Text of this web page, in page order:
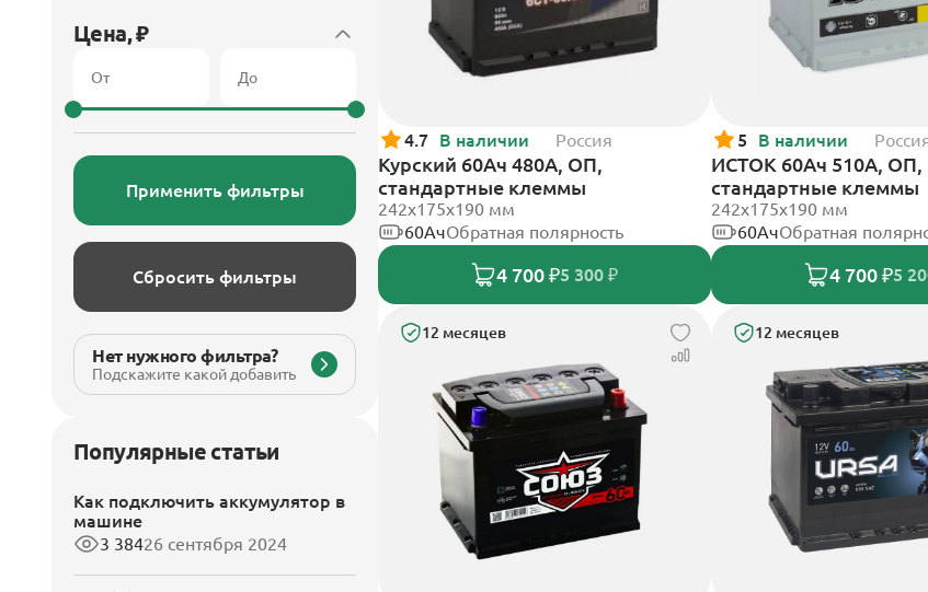
Цена, ₽
Применить фильтры
Сбросить фильтры
Нет нужного фильтра?
Подскажите какой добавить
Популярные статьи
Как подключить аккумулятор в
машине
3 38426 сентября 2024
4.7 В наличии Россия
Курский 60Ач 480А, ОП,
стандартные клеммы
242x175x190 мм
60АчОбратная полярность
4 700 ₽5 300 ₽
5 В наличии
ИСТОК 60Ач 510А, ОП,
стандартные клеммы
242x175x190 мм
60АчОбратная
4 700 ₽5
12 месяцев 12 месяцев